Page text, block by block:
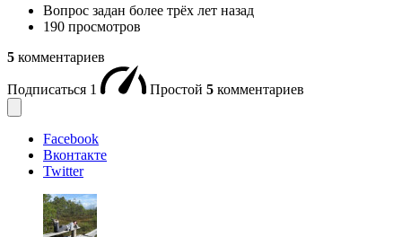
Вопрос задан более трёх лет назад
190 просмотров
5 комментариев
Подписаться 1 Простой 5 комментариев
Facebook
Вконтакте
Twitter